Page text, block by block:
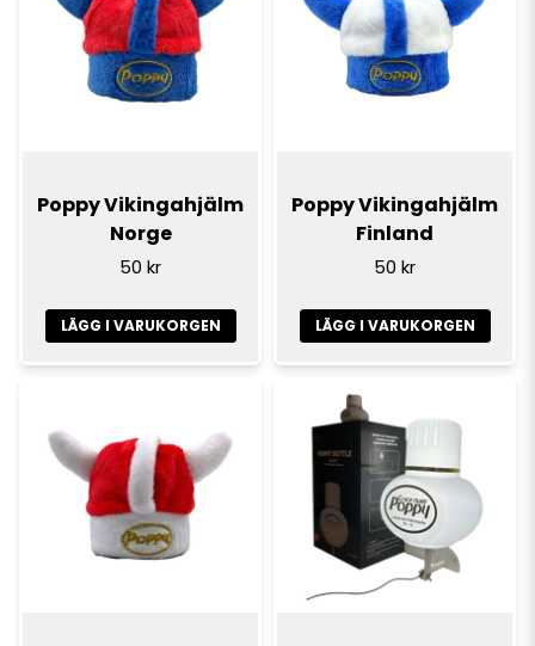
Poppy Vikingahjälm
Norge
50 kr
LÄGG I VARUKORGEN
Poppy Vikingahjälm
Finland
50 kr
LÄGG I VARUKORGEN